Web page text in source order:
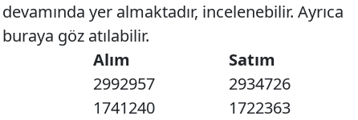
yer almaktadır, incelenebilir. Ayrıca
göz atılabilir.
Alım
Satım
2992957
2934726
1741240
1722363